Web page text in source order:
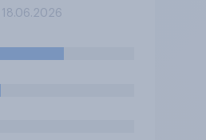
sein zweites
Was glauben